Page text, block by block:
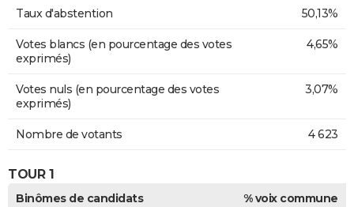
Taux d'abstention 50,13%
Votes blancs (en pourcentage des votes
exprimés)
4,65%
Votes nuls (en pourcentage des votes
exprimés)
3,07%
Nombre de votants 4 623
TOUR 1
Binômes de candidats
% voix commune